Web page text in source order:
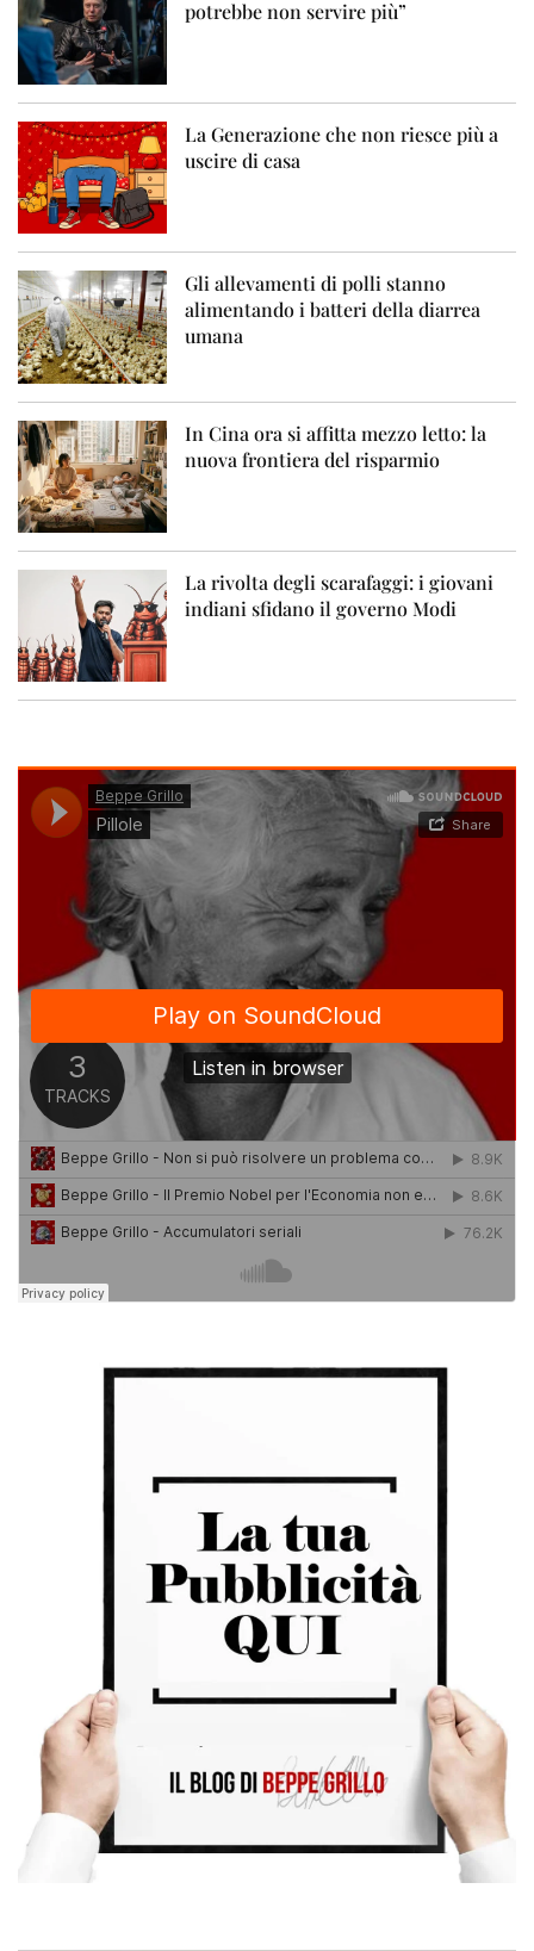
potrebbe non servire più”
La Generazione che non riesce più a
uscire di casa
Gli allevamenti di polli stanno
alimentando i batteri della diarrea
umana
In Cina ora si affitta mezzo letto: la
nuova frontiera del risparmio
La rivolta degli scarafaggi: i giovani
indiani sfidano il governo Modi